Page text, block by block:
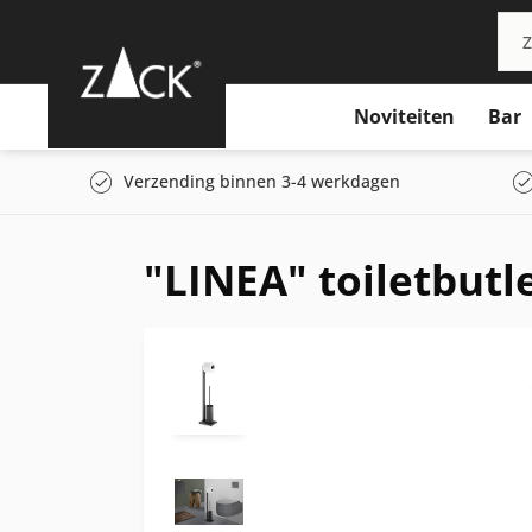
Noviteiten Bar
Verzending binnen 3-4 werkdagen
"LINEA"